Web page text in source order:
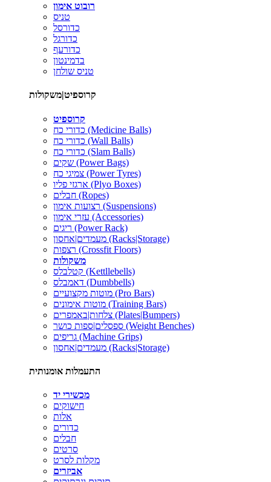
רובוט אימון
טניס
כדורסל
כדורגל
כדורעף
בדמינטון
טניס שולחן
קרוספיט|משקולות
קרוספיט
כדורי כח (Medicine Balls)
כדורי כח (Wall Balls)
כדורי כח (Slam Balls)
שקים (Power Bags)
צמיגי כח (Power Tyres)
ארגזי פליו (Plyo Boxes)
חבלים (Ropes)
רצועות אימון (Suspensions)
עזרי אימון (Accessories)
ריגים (Power Rack)
מעמדים|אחסון (Racks|Storage)
רצפות (Crossfit Floors)
משקולות
קטלבלס (Kettllebells)
דאמבלס (Dumbbells)
מוטות מקצועיים (Pro Bars)
מוטות אימונים (Training Bars)
צלחות|באמפרים (Plates|Bumpers)
ספסלים|ספות כושר (Weight Benches)
גריפים (Machine Grips)
מעמדים|אחסון (Racks|Storage)
התעמלות אומנותית
מכשירי יד
חישוקים
אלות
כדורים
חבלים
סרטים
מקלות לסרט
אביזרים